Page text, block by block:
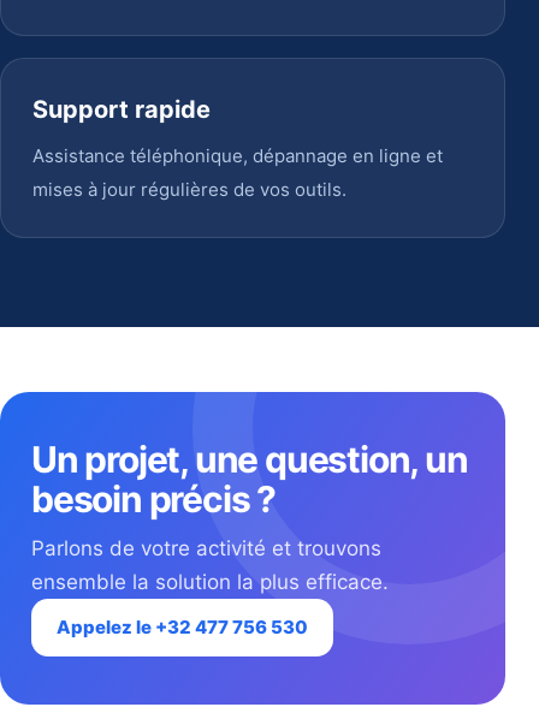
Support rapide
Assistance téléphonique, dépannage en ligne et
mises à jour régulières de vos outils.
Un projet, une question, un
besoin précis ?
Parlons de votre activité et trouvons
ensemble la solution la plus efficace.
Appelez le +32 477 756 530